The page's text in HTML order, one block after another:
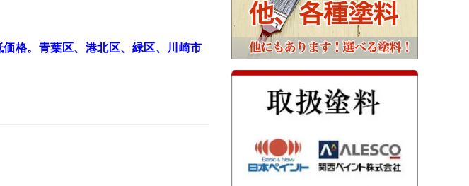
格。青葉区、港北区、緑区、川崎市